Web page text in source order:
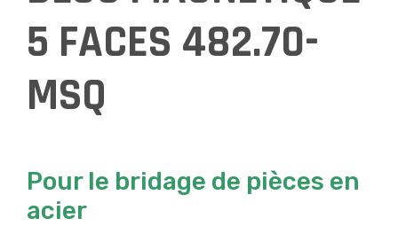
5 FACES 482.70-
MSQ
Pour le bridage de pièces en
acier